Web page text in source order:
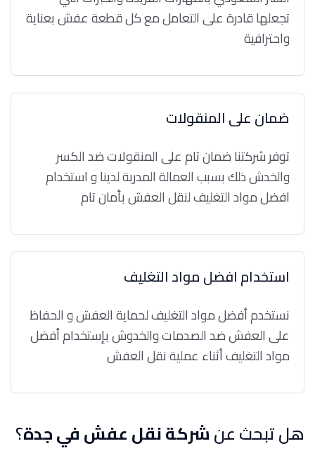
تجعلها قادرة على التعامل مع كل قطعة عفش بعناية
واحترافية
ضمان على المنقولات
توفر شركتنا ضمان تام على المنقولات ضد الكسر
والخدش ذلك بسبب العمالة المدربة لدينا و استخدام
افضل مواد التغليف لنقل العفش بأمان تام
استخدام افضل مواد التغليف
نستخدم أفضل مواد التغليف لحماية العفش و الحفاظ
على العفش ضد الصدمات والخدوش بإستخدام أفضل
مواد التغليف أثناء عملية نقل العفش
هل تبحث عنشركة نقل عفش في جدة؟